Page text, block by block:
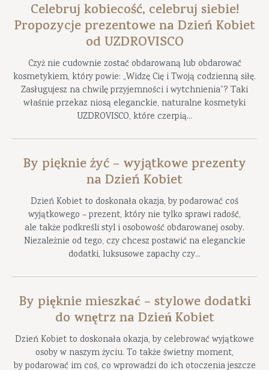
Celebruj kobiecość, celebruj siebie!
Propozycje prezentowe na Dzień Kobiet
od UZDROVISCO
Czyż nie cudownie zostać obdarowaną lub obdarować
kosmetykiem, który powie: „Widzę Cię i Twoją codzienną siłę.
Zasługujesz na chwilę przyjemności i wytchnienia”? Taki
właśnie przekaz niosą eleganckie, naturalne kosmetyki
UZDROVISCO, które czerpią...
By pięknie żyć – wyjątkowe prezenty
na Dzień Kobiet
Dzień Kobiet to doskonała okazja, by podarować coś
wyjątkowego – prezent, który nie tylko sprawi radość,
ale także podkreśli styl i osobowość obdarowanej osoby.
Niezależnie od tego, czy chcesz postawić na eleganckie
dodatki, luksusowe zapachy czy...
By pięknie mieszkać – stylowe dodatki
do wnętrz na Dzień Kobiet
Dzień Kobiet to doskonała okazja, by celebrować wyjątkowe
osoby w naszym życiu. To także świetny moment,
by podarować im coś, co wprowadzi do ich otoczenia jeszcze